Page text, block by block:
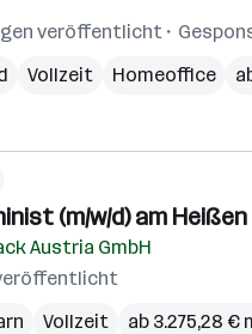
veröffentlicht
Vollzeit Homeoffice
(m/w/d) am Heißen
Austria GmbH
Vollzeit ab 3.275,28 €